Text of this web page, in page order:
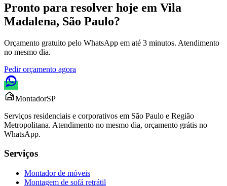
Pronto para resolver hoje em Vila
Madalena, São Paulo?
Orçamento gratuito pelo WhatsApp em até 3 minutos. Atendimento
no mesmo dia.
Pedir orçamento agora
MontadorSP
Serviços residenciais e corporativos em São Paulo e Região
Metropolitana. Atendimento no mesmo dia, orçamento grátis no
WhatsApp.
Serviços
Montador de móveis
Montagem de sofá retrátil